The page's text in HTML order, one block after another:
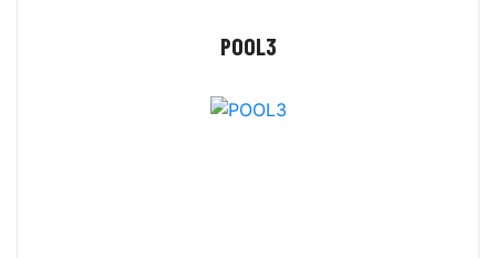
POOL3